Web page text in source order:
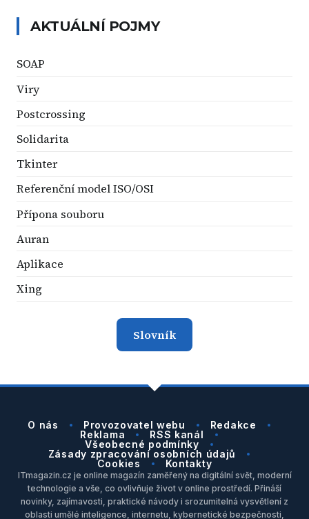
AKTUÁLNÍ POJMY
SOAP
Viry
Postcrossing
Solidarita
Tkinter
Referenční model ISO/OSI
Přípona souboru
Auran
Aplikace
Xing
Slovník
O nás Provozovatel webu
Redakce
Reklama
RSS kanál
Všeobecné podmínky
Zásady zpracování osobních údajů
Cookies
Kontakty
ITmagazin.cz je online magazín zaměřený na digitální svět, moderní
technologie a vše, co ovlivňuje život v online prostředí. Přináší
novinky, zajímavosti, praktické návody i srozumitelná vysvětlení z
oblasti umělé inteligence, internetu, kybernetické bezpečnosti,